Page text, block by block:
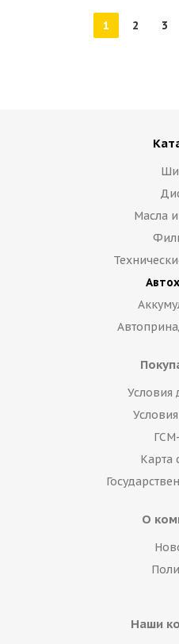
1 2 3
Масла
Условия
Карта
О
Наши